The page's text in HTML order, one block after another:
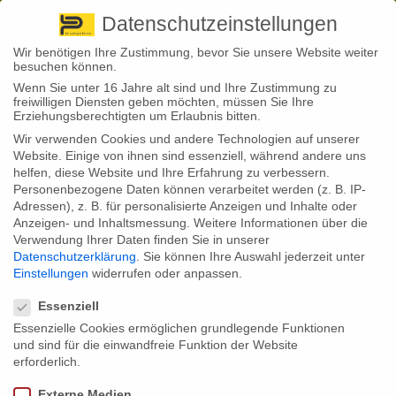
+ 49 3501 528571 |
Back to News
04
Dez.
Stephan Fröhlich
Aktuelle Zahlen des Gesamtverbandes der Deutschen
Versicherungswirtschaft lassen erneut vermuten, dass viele
Menschen, die gegen Berufsunfähigkeit versichert sind, eine zu
demnach knapp 630 Euro Rente im Monat aus. Langt das, um den
Lebensstandard zu halten?
Eine private Berufsunfähigkeitsversicherung (BU) ist das
Prämiumprodukt, wenn es um die Absicherung der Arbeitskraft geht.
erlernte und/oder studierte Arbeit. Auch der Status im Beruf wird hierbei
Datenschutzeinstellungen
Wir benötigen Ihre Zustimmung, bevor Sie unsere Website weiter
besuchen können.
Wenn Sie unter 16 Jahre alt sind und Ihre Zustimmung zu
freiwilligen Diensten geben möchten, müssen Sie Ihre
Erziehungsberechtigten um Erlaubnis bitten.
Wir verwenden Cookies und andere Technologien auf unserer
Website. Einige von ihnen sind essenziell, während andere uns
helfen, diese Website und Ihre Erfahrung zu verbessern.
Personenbezogene Daten können verarbeitet werden (z. B. IP-
Adressen), z. B. für personalisierte Anzeigen und Inhalte oder
Anzeigen- und Inhaltsmessung. Weitere Informationen über die
Verwendung Ihrer Daten finden Sie in unserer
Datenschutzerklärung
Sie können Ihre Auswahl jederzeit unter
Einstellungen widerrufen oder anpassen.
Essenziell
Essenzielle Cookies ermöglichen grundlegende Funktionen
und sind für die einwandfreie Funktion der Website
erforderlich.